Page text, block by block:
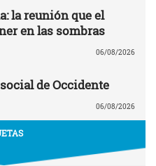
la reunión que el
en las sombras
06/08/2026
de Occidente
06/08/2026